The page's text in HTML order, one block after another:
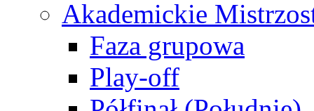
Akademickie
Faza grupowa
Play-off